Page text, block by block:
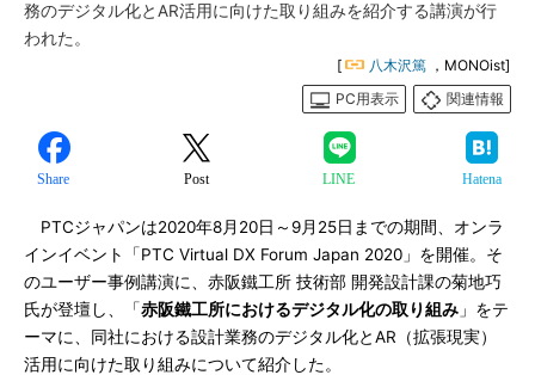
務のデジタル化とAR活用に向けた取り組みを紹介する講演が行
われた。
[ 八木沢篤 ，MONOist]
PC用表示
関連情報
Share Post LINE Hatena
PTCジャパンは2020年8月20日～9月25日までの期間、オンラ
インイベント「PTC Virtual DX Forum Japan 2020」を開催。そ
のユーザー事例講演に、赤阪鐵工所 技術部 開発設計課の菊地巧
氏が登壇し、「赤阪鐵工所におけるデジタル化の取り組み 」をテ
ーマに、同社における設計業務のデジタル化とAR（拡張現実）
活用に向けた取り組みについて紹介した。